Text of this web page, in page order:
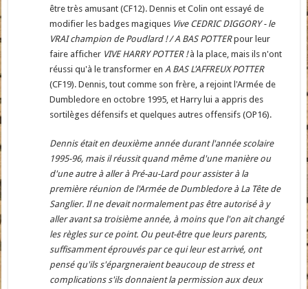
être très amusant (CF12). Dennis et Colin ont essayé de
modifier les badges magiques Vive CEDRIC DIGGORY - le
VRAI champion de Poudlard ! / A BAS POTTERpour leur
faire afficher VIVE HARRY POTTER !à la place, mais ils n'ont
réussi qu'à le transformer enA BAS L'AFFREUX POTTER
(CF19). Dennis, tout comme son frère, a rejoint l'Armée de
Dumbledore en octobre 1995, et Harry lui a appris des
sortilèges défensifs et quelques autres offensifs (OP16).
Dennis était en deuxième année durant l'année scolaire
1995-96, mais il réussit quand même d'une manière ou
d'une autre à aller à Pré-au-Lard pour assister à la
première réunion de l'Armée de Dumbledore à La Tête de
Sanglier. Il ne devait normalement pas être autorisé à y
aller avant sa troisième année, à moins que l'on ait changé
les règles sur ce point. Ou peut-être que leurs parents,
suffisamment éprouvés par ce qui leur est arrivé, ont
pensé qu'ils s'épargneraient beaucoup de stress et
complications s'ils donnaient la permission aux deux